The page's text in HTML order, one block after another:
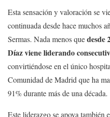
Esta sensación y valoración se
continuada desde hace muchos
Sermas. Nada menos quedesde
Díaz viene liderando
convirtiéndose en el único
Comunidad de Madrid que ha
91% durante más de una década.
Este liderazgo se apoya también